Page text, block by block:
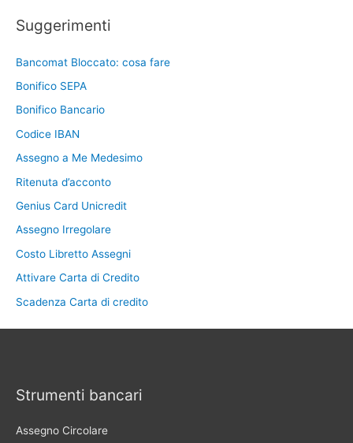
Suggerimenti
Bancomat Bloccato: cosa fare
Bonifico SEPA
Bonifico Bancario
Codice IBAN
Assegno a Me Medesimo
Ritenuta d’acconto
Genius Card Unicredit
Assegno Irregolare
Costo Libretto Assegni
Attivare Carta di Credito
Scadenza Carta di credito
Strumenti bancari
Assegno Circolare